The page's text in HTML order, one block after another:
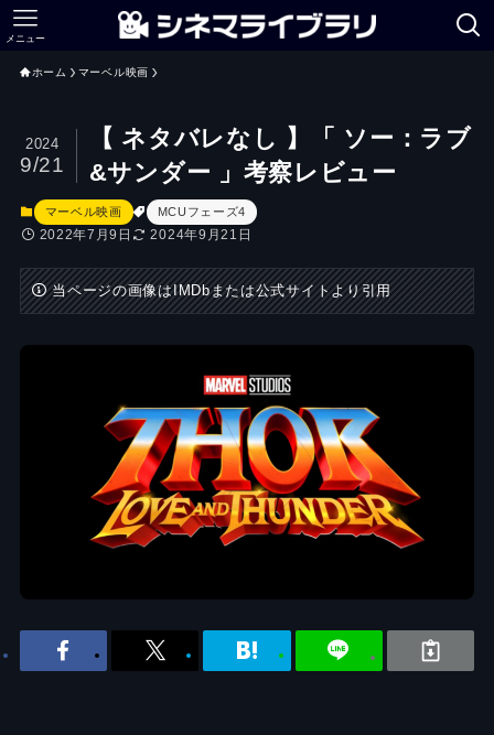
メニュー
ホーム マーベル映画
【 ネタバレなし 】「 ソー：ラブ
&サンダー 」考察レビュー
2024
9/21
マーベル映画 MCUフェーズ4
2022年7月9日 2024年9月21日
当ページの画像はIMDbまたは公式サイトより引用